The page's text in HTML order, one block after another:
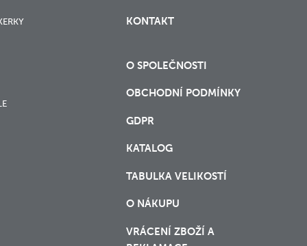
KONTAKT
O SPOLEČNOSTI
OBCHODNÍ PODMÍNKY
GDPR
KATALOG
TABULKA VELIKOSTÍ
O NÁKUPU
VRÁCENÍ ZBOŽÍ A